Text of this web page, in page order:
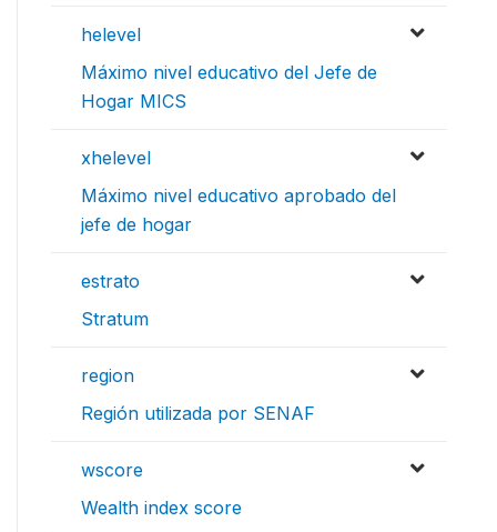
helevel
Máximo nivel educativo del Jefe de
Hogar MICS
xhelevel
Máximo nivel educativo aprobado del
jefe de hogar
estrato
Stratum
region
Región utilizada por SENAF
wscore
Wealth index score